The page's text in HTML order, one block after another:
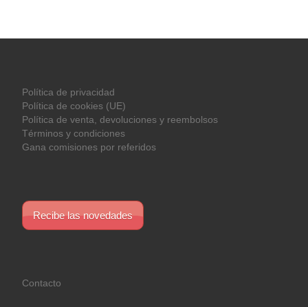
Política de privacidad
Política de cookies (UE)
Política de venta, devoluciones y reembolsos
Términos y condiciones
Gana comisiones por referidos
Recibe las novedades
Contacto